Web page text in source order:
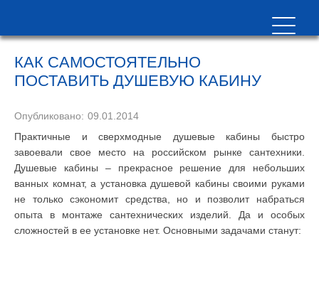
КАК САМОСТОЯТЕЛЬНО
ПОСТАВИТЬ ДУШЕВУЮ КАБИНУ
Опубликовано: 09.01.2014
Практичные и сверхмодные душевые кабины быстро
завоевали свое место на российском рынке сантехники.
Душевые кабины – прекрасное решение для небольших
ванных комнат, а установка душевой кабины своими руками
не только сэкономит средства, но и позволит набраться
опыта в монтаже сантехнических изделий. Да и особых
сложностей в ее установке нет. Основными задачами станут: